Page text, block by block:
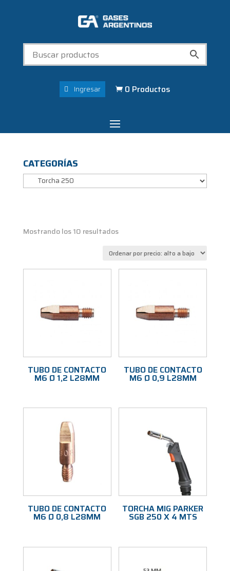
Ingresar  0 Productos
CATEGORÍAS
Mostrando los 10 resultadosOrdenado
precio:
alto
TUBO DE CONTACTO
M6 Ø 1,2 L28MM
TUBO DE CONTACTO
M6 Ø 0,9 L28MM
TUBO DE CONTACTO
M6 Ø 0,8 L28MM
TORCHA MIG PARKER
SGB 250 X 4 MTS